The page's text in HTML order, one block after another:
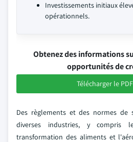
Investissements initiaux
opérationnels.
Obtenez des informations
opportunités de
Télécharger le
Des règlements et des normes de
diverses industries, y compris
transformation des aliments et